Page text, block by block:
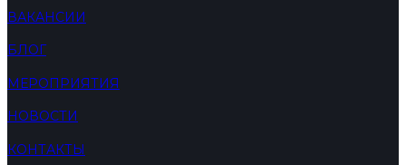
ВАКАНСИИ
БЛОГ
МЕРОПРИЯТИЯ
НОВОСТИ
КОНТАКТЫ